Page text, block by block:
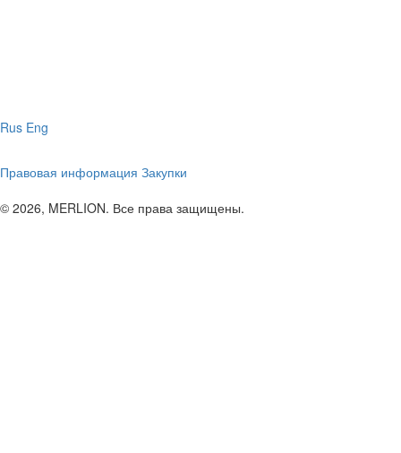
Rus Eng
Правовая информация Закупки
© 2026, MERLION. Все права защищены.